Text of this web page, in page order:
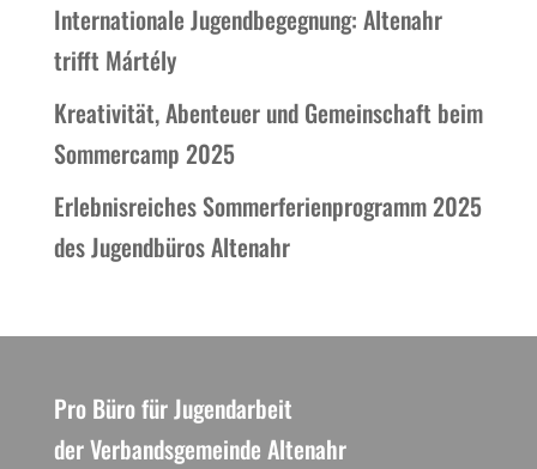
Internationale Jugendbegegnung: Altenahr
trifft Mártély
Kreativität, Abenteuer und Gemeinschaft beim
Sommercamp 2025
Erlebnisreiches Sommerferienprogramm 2025
des Jugendbüros Altenahr
Pro Büro für Jugendarbeit
der Verbandsgemeinde Altenahr